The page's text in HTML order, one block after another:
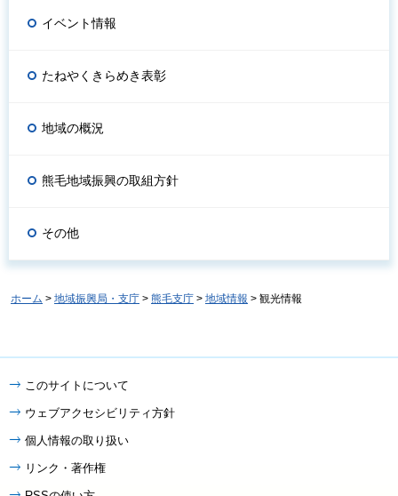
イベント情報
たねやくきらめき表彰
地域の概況
熊毛地域振興の取組方針
その他
ホーム > 地域振興局・支庁 > 熊毛支庁 > 地域情報 > 観光情報
このサイトについて
ウェブアクセシビリティ方針
個人情報の取り扱い
リンク・著作権